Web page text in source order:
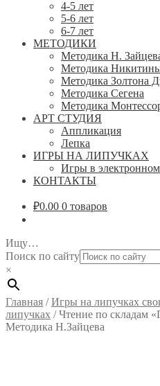
4-5 лет
5-6 лет
6-7 лет
МЕТОДИКИ
Методика Н.
Методика
Методика Золтона
Методика Сегена
Методика
АРТ СТУДИЯ
Аппликация
Лепка
ИГРЫ НА ЛИПУЧКАХ
Игры в
КОНТАКТЫ
₽0.00 0 товаров
Ищу…
Поиск по сайту
×
Главная /Игры на липучках
липучках /Чтение по складам
Методика Н.Зайцева